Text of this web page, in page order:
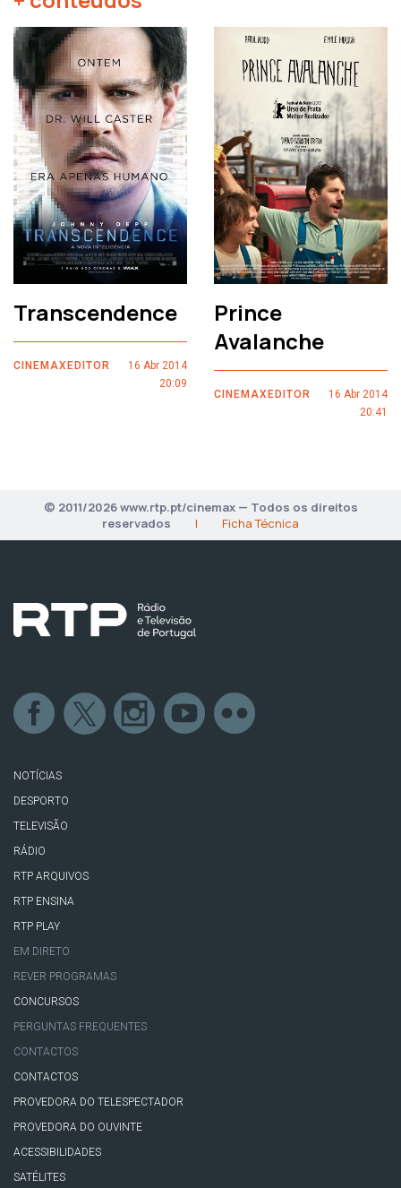
Transcendence
CINEMAXEDITOR
16 Abr 2014
20:09
Prince
Avalanche
CINEMAXEDITOR
16 Abr 2014
20:41
© 2011/2026 www.rtp.pt/cinemax — Todos os direitos
reservados
| Ficha Técnica
NOTÍCIAS
DESPORTO
TELEVISÃO
RÁDIO
RTP ARQUIVOS
RTP ENSINA
RTP PLAY
EM DIRETO
REVER PROGRAMAS
CONCURSOS
PERGUNTAS FREQUENTES
CONTACTOS
CONTACTOS
PROVEDORA DO TELESPECTADOR
PROVEDORA DO OUVINTE
ACESSIBILIDADES
SATÉLITES